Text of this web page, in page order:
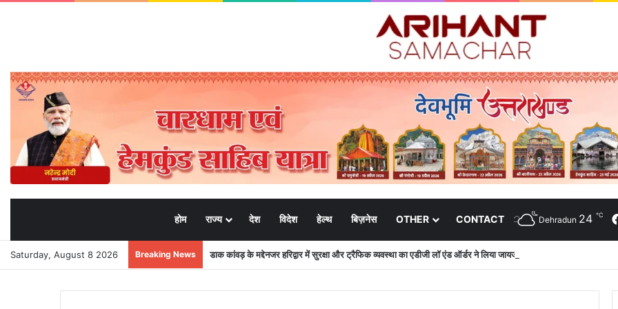
होम राज्य देश विदेश हेल्थ बिज़नेस OTHER CONTACT Dehradun 24 ℃
Saturday, August 8 2026 Breaking News डाक कांवड़ के मद्देनजर हरिद्वार में सुरक्षा और ट्रैफिक व्यवस्था का एडीजी लॉ एंड ऑर्डर ने लिया जायजा